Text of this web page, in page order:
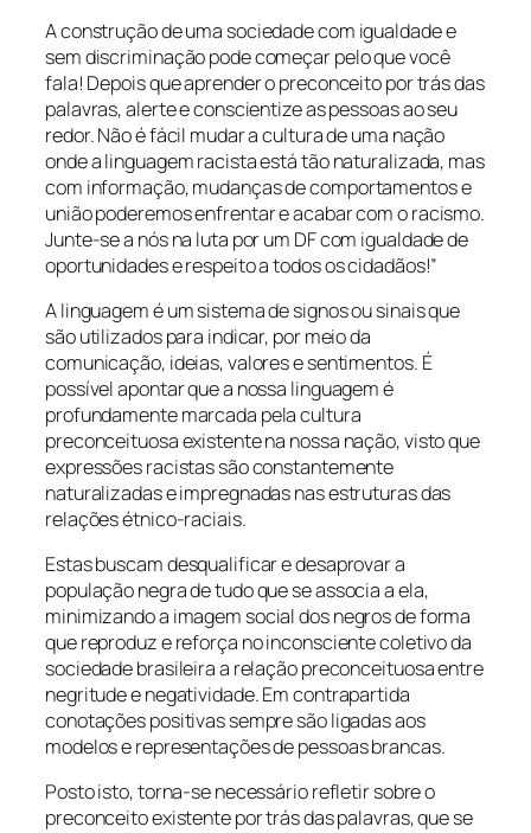
A construção de uma sociedade com igualdade e
sem discriminação pode começar pelo que você
fala! Depois que aprender o preconceito por trás das
palavras, alerte e conscientize as pessoas ao seu
redor. Não é fácil mudar a cultura de uma nação
onde a linguagem racista está tão naturalizada, mas
com informação, mudanças de comportamentos e
união poderemos enfrentar e acabar com o racismo.
Junte-se a nós na luta por um DF com igualdade de
oportunidades e respeito a todos os cidadãos!”
A linguagem é um sistema de signos ou sinais que
são utilizados para indicar, por meio da
comunicação, ideias, valores e sentimentos. É
possível apontar que a nossa linguagem é
profundamente marcada pela cultura
preconceituosa existente na nossa nação, visto que
expressões racistas são constantemente
naturalizadas e impregnadas nas estruturas das
relações étnico-raciais.
Estas buscam desqualificar e desaprovar a
população negra de tudo que se associa a ela,
minimizando a imagem social dos negros de forma
que reproduz e reforça no inconsciente coletivo da
sociedade brasileira a relação preconceituosa entre
negritude e negatividade. Em contrapartida
conotações positivas sempre são ligadas aos
modelos e representações de pessoas brancas.
Posto isto, torna-se necessário refletir sobre o
preconceito existente por trás das palavras, que se